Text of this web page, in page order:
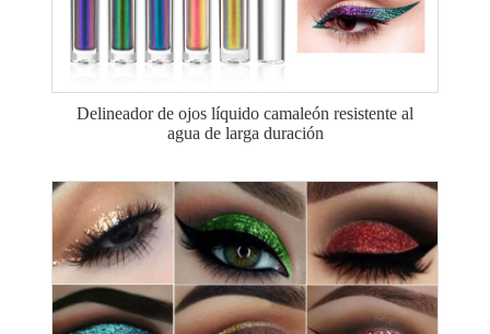
Delineador de ojos líquido camaleón resistente al
agua de larga duración